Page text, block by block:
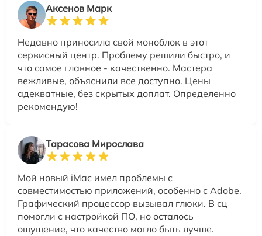
Аксенов Марк
Недавно приносила свой моноблок в этот
сервисный центр. Проблему решили быстро, и
что самое главное - качественно. Мастера
вежливые, объяснили все доступно. Цены
адекватные, без скрытых доплат. Определенно
рекомендую!
Тарасова Мирослава
Мой новый iMac имел проблемы с
совместимостью приложений, особенно с Adobe.
Графический процессор вызывал глюки. В сц
помогли с настройкой ПО, но осталось
ощущение, что качество могло быть лучше.